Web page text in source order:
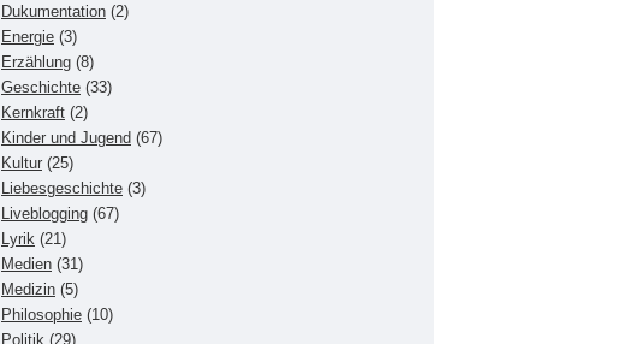
Dukumentation (2)
Energie (3)
Erzählung (8)
Geschichte (33)
Kernkraft (2)
Kinder und Jugend (67)
Kultur (25)
Liebesgeschichte (3)
Liveblogging (67)
Lyrik (21)
Medien (31)
Medizin (5)
Philosophie (10)
Politik (29)